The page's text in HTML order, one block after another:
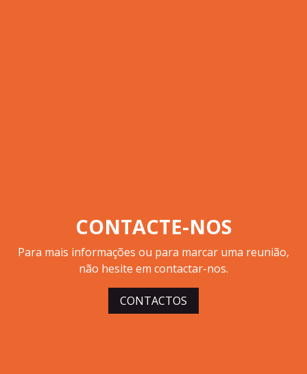
CONTACTE-NOS
Para mais informações ou para marcar uma reunião,
não hesite em contactar-nos.
CONTACTOS